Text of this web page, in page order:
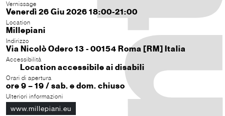
Vernissage
Venerdì 26 Giu 2026 18:00-21:00
Location
Millepiani
Indirizzo
Via Nicolò Odero 13 - 00154 Roma [RM] Italia
Accessibilità
Location accessibile ai disabili
Orari di apertura
ore 9 – 19 / sab. e dom. chiuso
Ulteriori informazioni
www.millepiani.eu